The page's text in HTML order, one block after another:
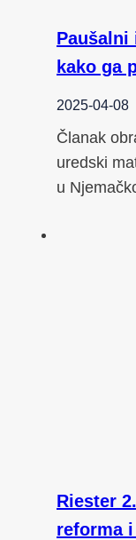
Paušalni
kako ga
2025-04-08
Članak
uredski
u
Riester
reforma